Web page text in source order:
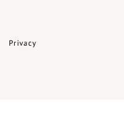
Privacy